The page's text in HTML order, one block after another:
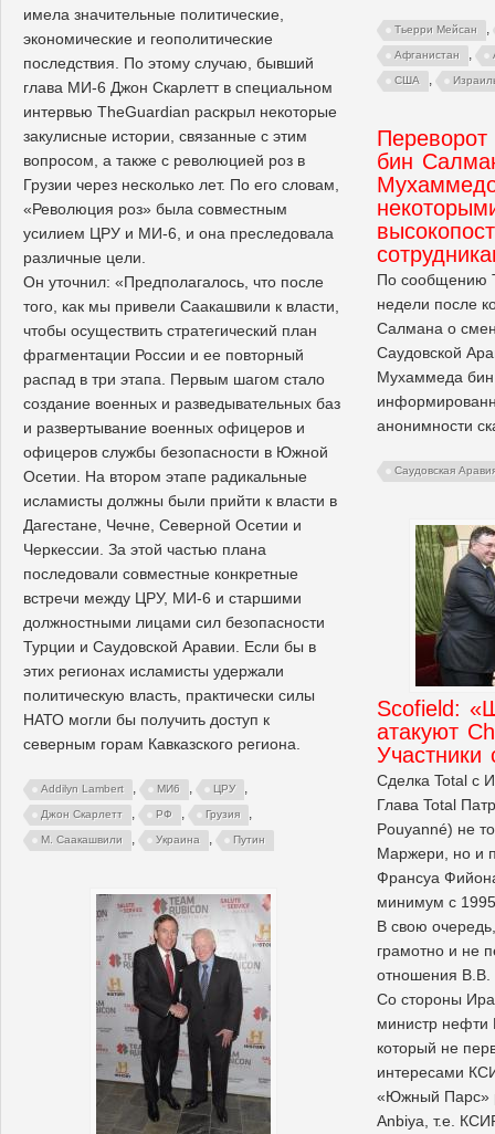
имела значительные политические,
экономические и геополитические
последствия. По этому случаю, бывший
глава МИ-6 Джон Скарлетт в специальном
интервью TheGuardian раскрыл некоторые
закулисные истории, связанные с этим
вопросом, а также с революцией роз в
Грузии через несколько лет. По его словам,
«Революция роз» была совместным
усилием ЦРУ и МИ-6, и она преследовала
различные цели.
Он уточнил: «Предполагалось, что после
того, как мы привели Саакашвили к власти,
чтобы осуществить стратегический план
фрагментации России и ее повторный
распад в три этапа. Первым шагом стало
создание военных и разведывательных баз
и развертывание военных офицеров и
офицеров службы безопасности в Южной
Осетии. На втором этапе радикальные
исламисты должны были прийти к власти в
Дагестане, Чечне, Северной Осетии и
Черкессии. За этой частью плана
последовали совместные конкретные
встречи между ЦРУ, МИ-6 и старшими
должностными лицами сил безопасности
Турции и Саудовской Аравии. Если бы в
этих регионах исламисты удержали
политическую власть, практически силы
НАТО могли бы получить доступ к
северным горам Кавказского региона.
Addilyn Lambert , МИ6 , ЦРУ ,
Джон Скарлетт , РФ , Грузия ,
М. Саакашвили , Украина , Путин
Тьерри Мейсан ,
Афганистан ,
США ,
бин
По сообщению
недели после
Салмана о
Саудовской
Мухаммеда
анонимности
Саудовская
Scofield:
атакуют
Участники
Сделка Total с
Глава Total
Pouyanné) не
Маржери, но и
Франсуа
минимум с 1995
В свою
грамотно и не
отношения В.В.
Со стороны
министр нефти
который не
интересами
«Южный Парс»
Anbiya, т.е.